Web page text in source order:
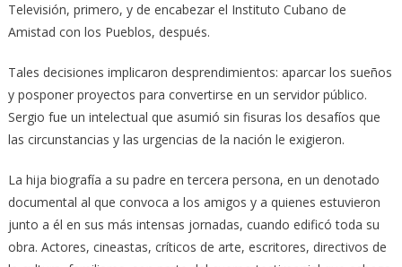
Televisión, primero, y de encabezar el Instituto Cubano de
Amistad con los Pueblos, después.
Tales decisiones implicaron desprendimientos: aparcar los sueños
y posponer proyectos para convertirse en un servidor público.
Sergio fue un intelectual que asumió sin fisuras los desafíos que
las circunstancias y las urgencias de la nación le exigieron.
La hija biografía a su padre en tercera persona, en un denotado
documental al que convoca a los amigos y a quienes estuvieron
junto a él en sus más intensas jornadas, cuando edificó toda su
obra. Actores, cineastas, críticos de arte, escritores, directivos de